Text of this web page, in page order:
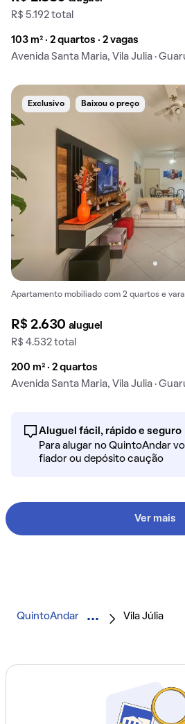
R$ 5.192 total
103 m² · 2 quartos · 2 vagas
Avenida Santa Maria, Vila Julia ·
Exclusivo Baixou o preço
Apartamento mobiliado com 2 quartos e
R$ 2.630 aluguel
R$ 4.532 total
200 m² · 2 quartos
Avenida Santa Maria, Vila Julia ·
Aluguel fácil, rápido e seguro
Para alugar no QuintoAndar
fiador ou depósito caução
Ver mais
QuintoAndar Vila Júlia